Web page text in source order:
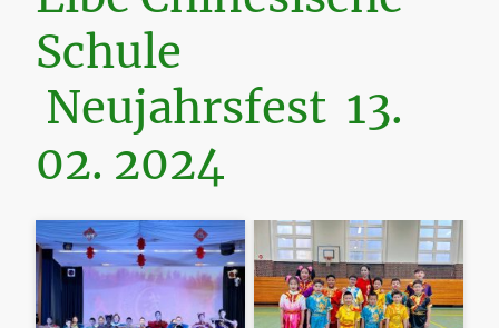
Schule
Neujahrsfest 13.
02. 2024